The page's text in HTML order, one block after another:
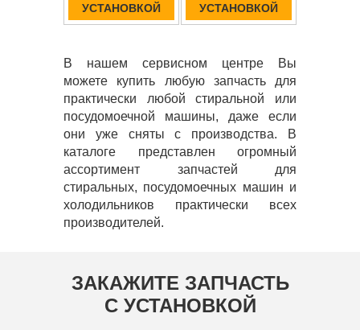
УСТАНОВКОЙ
УСТАНОВКОЙ
В нашем сервисном центре Вы
можете купить любую запчасть для
практически любой стиральной или
посудомоечной машины, даже если
они уже сняты с производства. В
каталоге представлен огромный
ассортимент запчастей для
стиральных, посудомоечных машин и
холодильников практически всех
производителей.
ЗАКАЖИТЕ ЗАПЧАСТЬ
С УСТАНОВКОЙ